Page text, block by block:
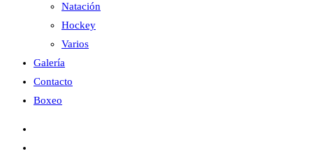
Natación
Hockey
Varios
Galería
Contacto
Boxeo